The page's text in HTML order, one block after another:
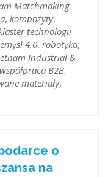
Matchmaking
, kompozyty,
technologii
4.0, robotyka,
Industrial &
współpraca B2B,
materiały,
o
na